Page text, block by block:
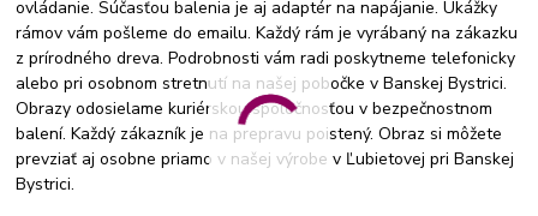
ovládanie. Súčasťou balenia je aj adaptér na napájanie. Ukážky
rámov vám pošleme do emailu. Každý rám je vyrábaný na zákazku
z prírodného dreva. Podrobnosti vám radi poskytneme telefonicky
alebo pri osobnom stretnutí na našej pobočke v Banskej Bystrici.
Obrazy odosielame kuriérskou spoločnosťou v bezpečnostnom
balení. Každý zákazník je na prepravu poistený. Obraz si môžete
prevziať aj osobne priamo v našej výrobe v Ľubietovej pri Banskej
Bystrici.